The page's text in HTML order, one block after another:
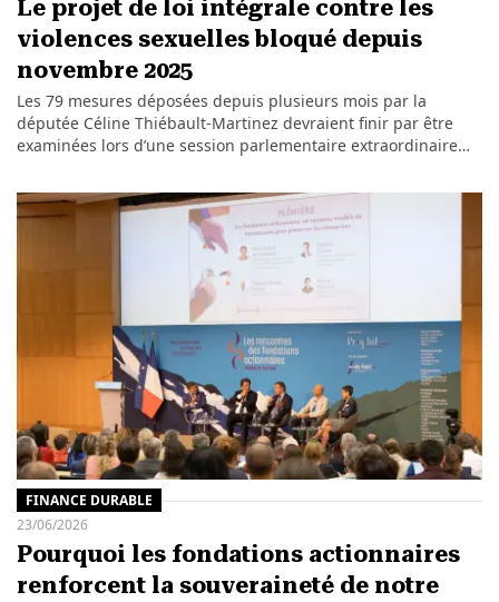
Le projet de loi intégrale contre les
violences sexuelles bloqué depuis
novembre 2025
Les 79 mesures déposées depuis plusieurs mois par la
députée Céline Thiébault-Martinez devraient finir par être
examinées lors d’une session parlementaire extraordinaire…
FINANCE DURABLE
23/06/2026
Pourquoi les fondations actionnaires
renforcent la souveraineté de notre